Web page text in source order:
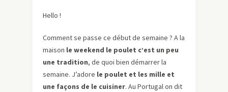
Hello !
Comment se passe ce début de semaine ? A la
maison le weekend le poulet c’est un peu
une tradition, de quoi bien démarrer la
semaine. J’adore le poulet et les mille et
une façons de le cuisiner. Au Portugal on dit